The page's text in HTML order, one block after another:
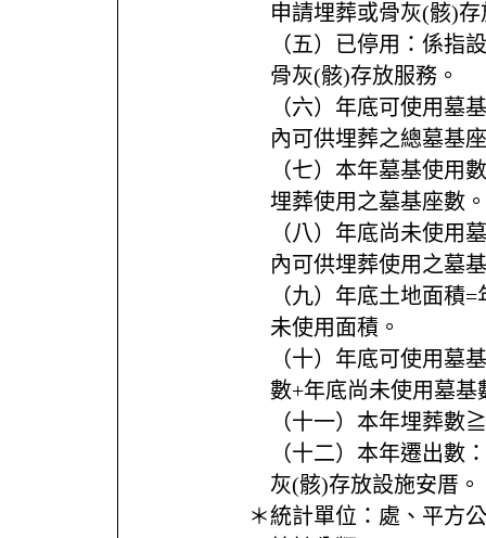
申請埋葬或骨灰(骸)存
（五）已停用：係指
骨灰(骸)存放服務。
（六）年底可使用墓
內可供埋葬之總墓基
（七）本年墓基使用
埋葬使用之墓基座數。
（八）年底尚未使用
內可供埋葬使用之墓
（九）年底土地面積
未使用面積。
（十）年底可使用墓
數+年底尚未使用墓基
（十一）本年埋葬數
（十二）本年遷出數
灰(骸)存放設施安厝。
＊統計單位： 處、平方